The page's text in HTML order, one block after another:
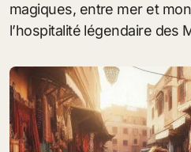
magiques, entre mer et
l’hospitalité légendaire des